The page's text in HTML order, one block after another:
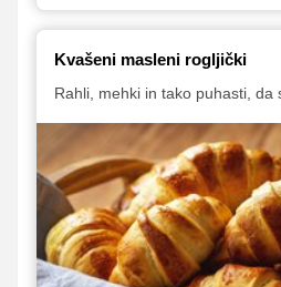
Kvašeni masleni rogljički
Rahli, mehki in tako puhasti, da